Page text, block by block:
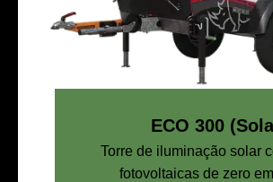
ECO 300
Torre de iluminação solar
fotovoltaicas de zero